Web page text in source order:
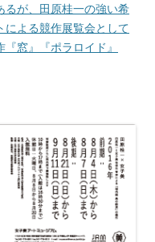
るが、田原桂一の強い希
による競作展覧会として
窓』『ポラロイド』